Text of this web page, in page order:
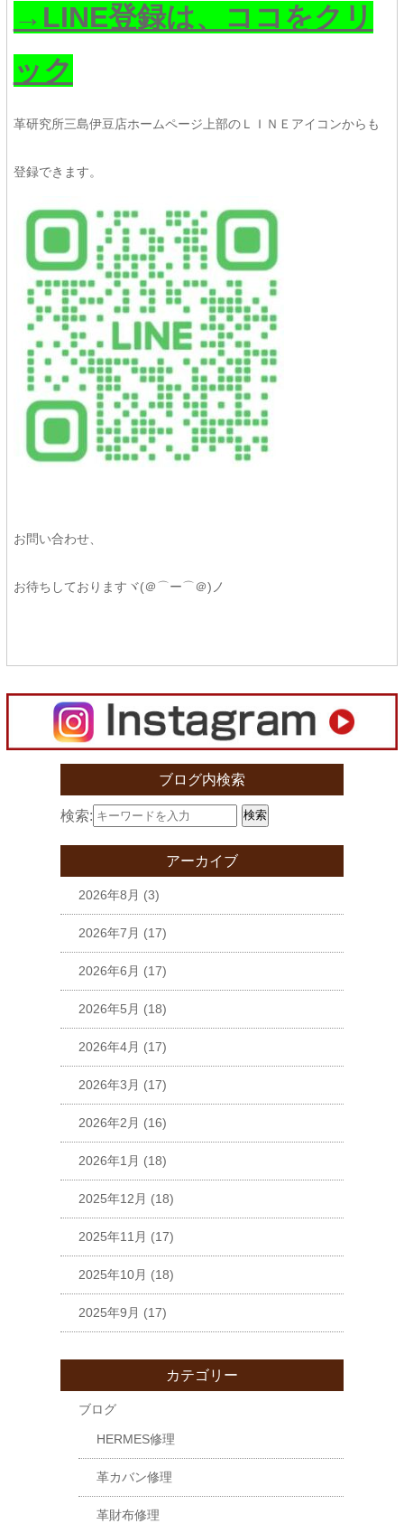
→LINE登録は、ココをクリ
ック
革研究所三島伊豆店ホームページ上部のＬＩＮＥアイコンからも
登録できます。
お問い合わせ、
お待ちしておりますヾ(＠⌒ー⌒＠)ノ
ブログ内検索
検索: 検索
アーカイブ
2026年8月 (3)
2026年7月 (17)
2026年6月 (17)
2026年5月 (18)
2026年4月 (17)
2026年3月 (17)
2026年2月 (16)
2026年1月 (18)
2025年12月 (18)
2025年11月 (17)
2025年10月 (18)
2025年9月 (17)
カテゴリー
ブログ
HERMES修理
革カバン修理
革財布修理